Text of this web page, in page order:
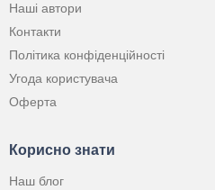
Наші автори
Контакти
Політика конфіденційності
Угода користувача
Оферта
Корисно знати
Наш блог